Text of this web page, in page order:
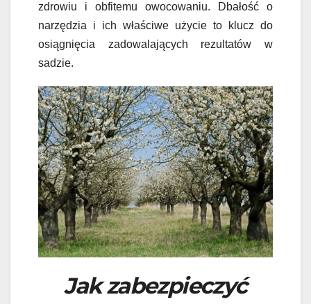
zdrowiu i obfitemu owocowaniu. Dbałość o
narzędzia i ich właściwe użycie to klucz do
osiągnięcia zadowalających rezultatów w
sadzie.
Jak zabezpieczyć